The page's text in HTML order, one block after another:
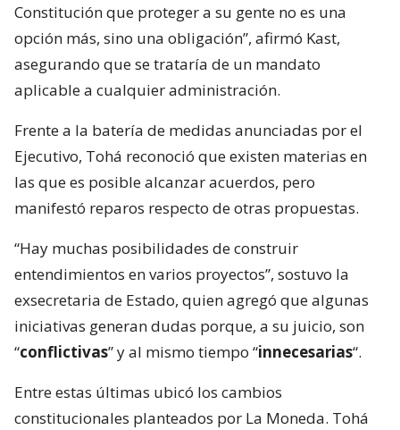
Constitución que proteger a su gente no es una
opción más, sino una obligación”, afirmó Kast,
asegurando que se trataría de un mandato
aplicable a cualquier administración.
Frente a la batería de medidas anunciadas por el
Ejecutivo, Tohá reconoció que existen materias en
las que es posible alcanzar acuerdos, pero
manifestó reparos respecto de otras propuestas.
“Hay muchas posibilidades de construir
entendimientos en varios proyectos”, sostuvo la
exsecretaria de Estado, quien agregó que algunas
iniciativas generan dudas porque, a su juicio, son
“conflictivas” y al mismo tiempo “innecesarias“.
Entre estas últimas ubicó los cambios
constitucionales planteados por La Moneda. Tohá